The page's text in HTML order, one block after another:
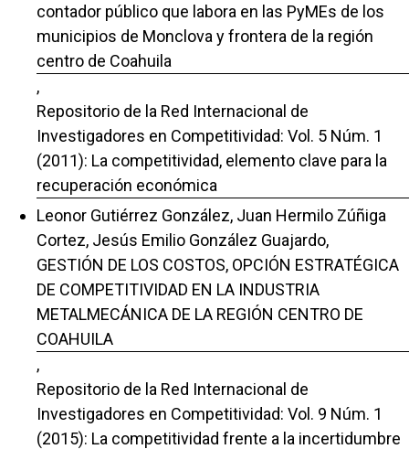
contador público que labora en las PyMEs de los
municipios de Monclova y frontera de la región
centro de Coahuila
,
Repositorio de la Red Internacional de
Investigadores en Competitividad: Vol. 5 Núm. 1
(2011): La competitividad, elemento clave para la
recuperación económica
Leonor Gutiérrez González, Juan Hermilo Zúñiga
Cortez, Jesús Emilio González Guajardo,
GESTIÓN DE LOS COSTOS, OPCIÓN ESTRATÉGICA
DE COMPETITIVIDAD EN LA INDUSTRIA
METALMECÁNICA DE LA REGIÓN CENTRO DE
COAHUILA
,
Repositorio de la Red Internacional de
Investigadores en Competitividad: Vol. 9 Núm. 1
(2015): La competitividad frente a la incertidumbre